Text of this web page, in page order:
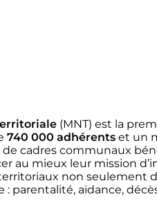
(MNT) est la
740 000 adhérents et un
de cadres communaux
au mieux leur mission
non seulement
parentalité, aidance,